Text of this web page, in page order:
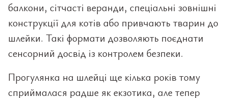
балкони, сітчасті веранди, спеціальні зовнішні
конструкції для котів або привчають тварин до
шлейки. Такі формати дозволяють поєднати
сенсорний досвід із контролем безпеки.
Прогулянка на шлейці ще кілька років тому
сприймалася радше як екзотика, але тепер